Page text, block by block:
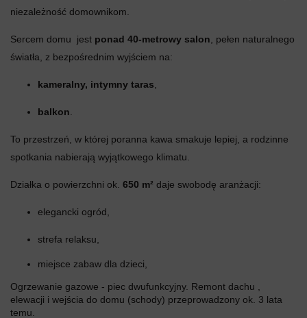
niezależność domownikom.
Sercem domu jest ponad 40-metrowy salon , pełen naturalnego
światła, z bezpośrednim wyjściem na:
kameralny, intymny taras
balkon
To przestrzeń, w której poranna kawa smakuje lepiej, a rodzinne
spotkania nabierają wyjątkowego klimatu.
Działka o powierzchni ok. 650 m² daje swobodę aranżacji:
elegancki ogród,
strefa relaksu,
miejsce zabaw dla dzieci,
Ogrzewanie gazowe - piec dwufunkcyjny. Remont dachu ,
elewacji i wejścia do domu (schody) przeprowadzony ok. 3 lata
temu.